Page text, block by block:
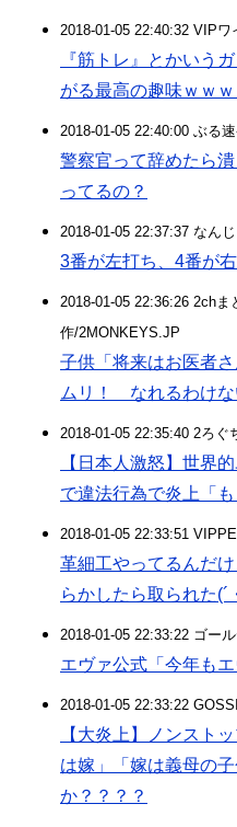
2018-01-05 22:40:32 VIPワ
『筋トレ』とかいう
がる最高の趣味ｗｗｗ
2018-01-05 22:40:00 ぶる
警察官って辞めたら
ってるの？
2018-01-05 22:37:37 なん
3番が左打ち、4番が
2018-01-05 22:36:26 2chま
作/2MONKEYS.JP
子供「将来はお医者
ムリ！ なれるわけな
2018-01-05 22:35:40 2ろ
【日本人激怒】世界
で違法行為で炎上「
2018-01-05 22:33:51
革細工やってるんだ
らかしたら取られた
2018-01-05 22:33:22 ゴー
エヴァ公式「今年も
2018-01-05 22:33:22
【大炎上】ノンスト
は嫁」「嫁は義母の
か？？？？